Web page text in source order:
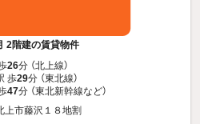
2階建の賃貸物件
26分 （北上線）
歩29分 （東北線）
47分 （東北新幹線など）
上市藤沢１８地割